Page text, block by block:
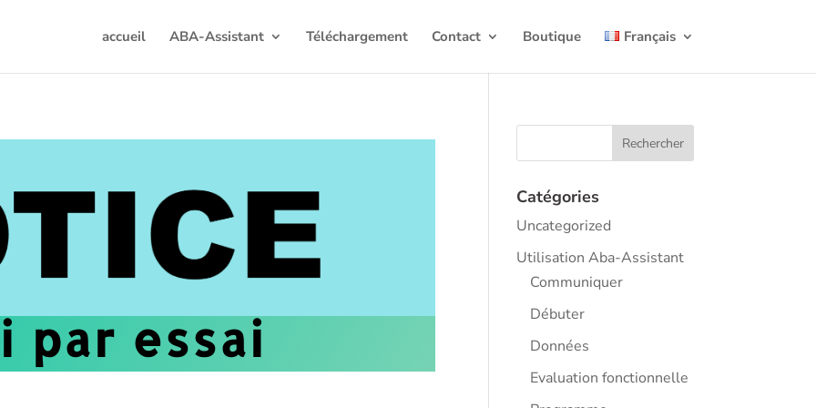
accueil ABA-Assistant Téléchargement Contact Boutique Français
par essai
Catégories
Uncategorized
Utilisation Aba-Assistant
Communiquer
Débuter
Données
Evaluation fonctionnelle